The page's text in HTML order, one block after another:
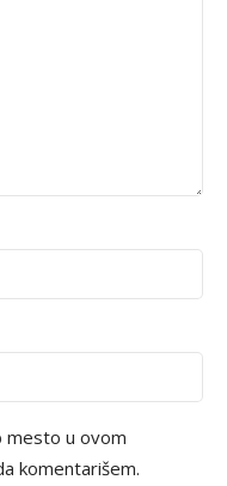
mesto u ovom
komentarišem.